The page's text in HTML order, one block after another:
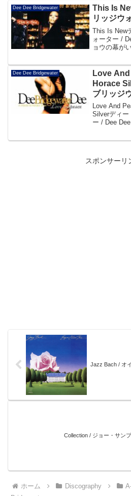
Dee Dee Bridgewater
This Is
リッジウ
This Is New
ォーター /
ョウの幕が
作曲家クル
ク。帯より
Dee Dee Bridgewater
Love
Horace
ブリッジ
Love And
Silverディー
ー / Dee
キーな名曲
スポンサーリ
Jazz Bach / オ
Collection / ジョー・サン
ホーム Discography